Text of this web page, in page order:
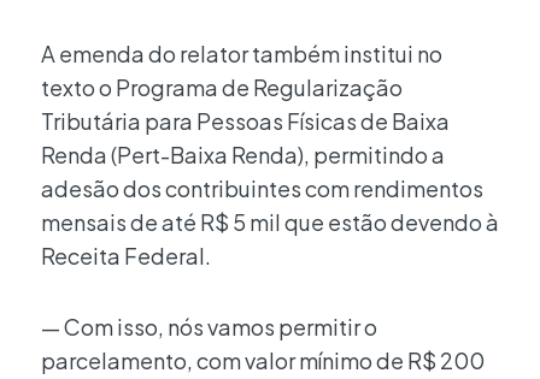
A emenda do relator também institui no
texto o Programa de Regularização
Tributária para Pessoas Físicas de Baixa
Renda (Pert-Baixa Renda), permitindo a
adesão dos contribuintes com rendimentos
mensais de até R$ 5 mil que estão devendo à
Receita Federal.
— Com isso, nós vamos permitir o
parcelamento, com valor mínimo de R$ 200